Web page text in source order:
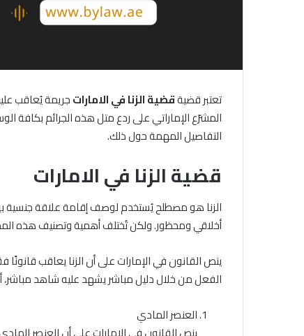
تعتبر قضيةقضيةالزنافيالاماراتجريمة يُعاقب
المشرّع الإماراتي على ردع متل هذه الجرائم بكافة
التفاصيل المهمة حول ذلك.
قضية الزنا في الامارات
الزنا هو مصطلح يُستخدم لوصف إقامة علاقة جنسية
أخلاقي ومحظور. ولكن تُختلف أهمية وتصنيف هذه
ينص القانون في الإمارات على أن الزنا يعاقب
الفعل من خلال دليل مباشر يشهد عليه شاهد مباشر،
العنصر المادي